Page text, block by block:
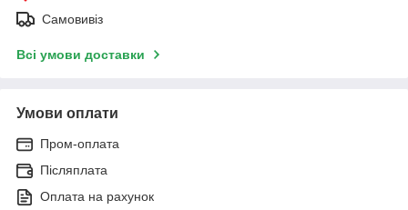
Самовивіз
Всі умови доставки
Умови оплати
Пром-оплата
Післяплата
Оплата на рахунок